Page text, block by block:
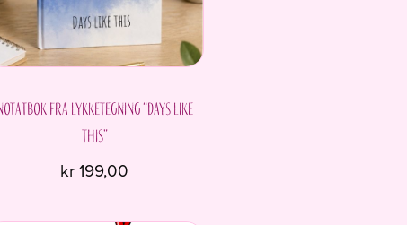
fra Lykketegning “Days like
this”
kr199,00